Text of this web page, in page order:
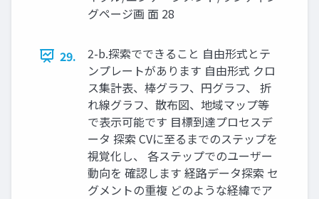
グページ画 面 28
29.
2-b.探索でできること 自由形式とテ
ンプレートがあります 自由形式 クロ
ス集計表、棒グラフ、円グラフ、 折
れ線グラフ、散布図、地域マップ等
で表示可能です 目標到達プロセスデ
ータ 探索 CVに至るまでのステップを
視覚化し、 各ステップでのユーザー
動向を 確認します 経路データ探索 セ
グメントの重複 どのような経緯でア